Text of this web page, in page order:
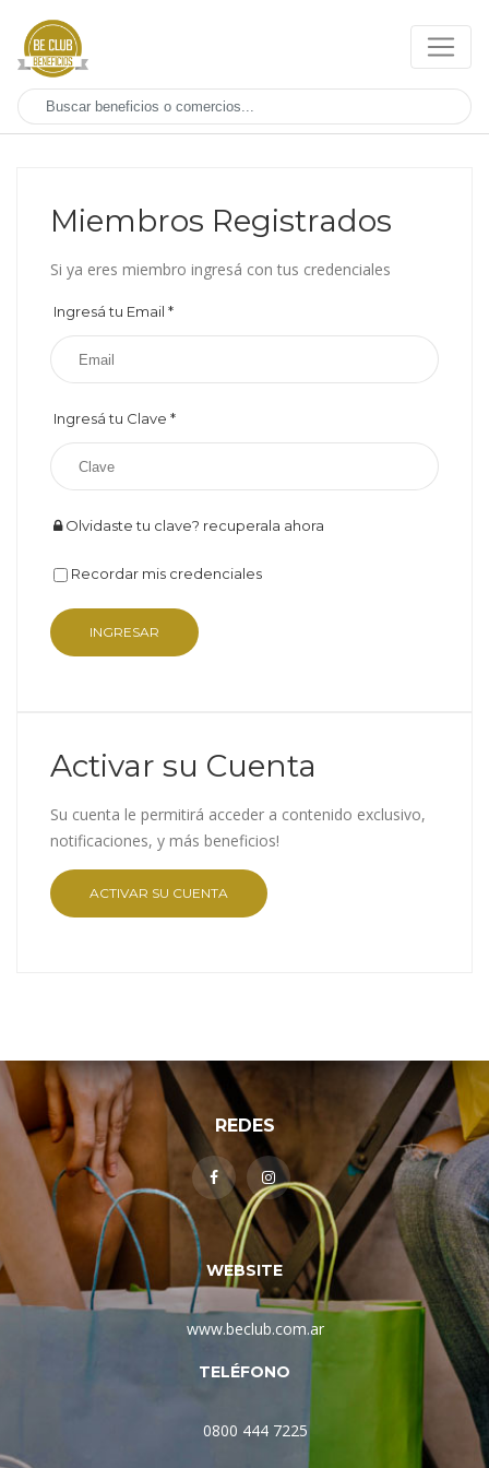
Miembros Registrados
Si ya eres miembro ingresá con tus credenciales
Ingresá tu Email *
Ingresá tu Clave *
Olvidaste tu clave? recuperala ahora
Recordar mis credenciales
Activar su Cuenta
Su cuenta le permitirá acceder a contenido exclusivo,
notificaciones, y más beneficios!
ACTIVAR SU CUENTA
REDES
WEBSITE
www.beclub.com.ar
TELÉFONO
0800 444 7225